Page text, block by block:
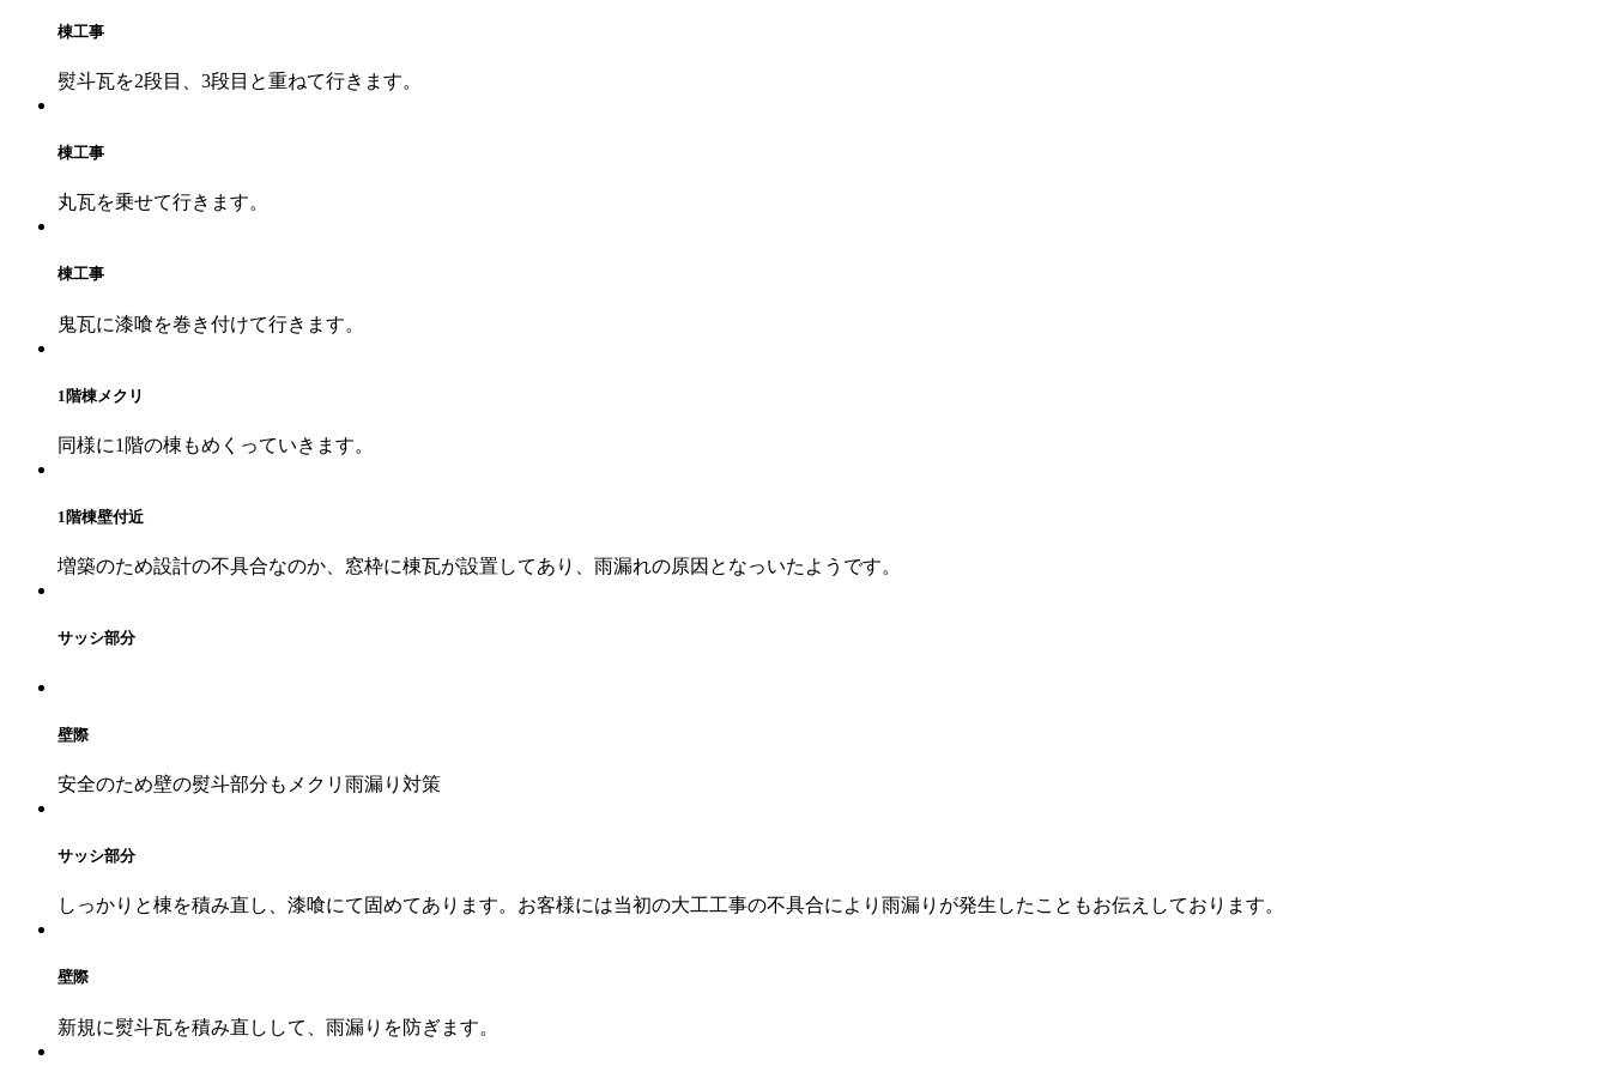
棟工事
熨斗瓦を2段目、3段目と重ねて行きます。
棟工事
丸瓦を乗せて行きます。
棟工事
鬼瓦に漆喰を巻き付けて行きます。
1階棟メクリ
同様に1階の棟もめくっていきます。
1階棟壁付近
増築のため設計の不具合なのか、窓枠に棟瓦が設置してあり、雨漏れの原因となっいたようです。
サッシ部分
壁際
安全のため壁の熨斗部分もメクリ雨漏り対策
サッシ部分
しっかりと棟を積み直し、漆喰にて固めてあります。お客様には当初の大工工事の不具合により雨漏りが発生したこともお伝えしております。
壁際
新規に熨斗瓦を積み直しして、雨漏りを防ぎます。